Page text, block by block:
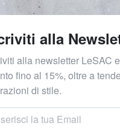
alla
alla newsletter LeSAC
fino al 15%, oltre a
di stile.